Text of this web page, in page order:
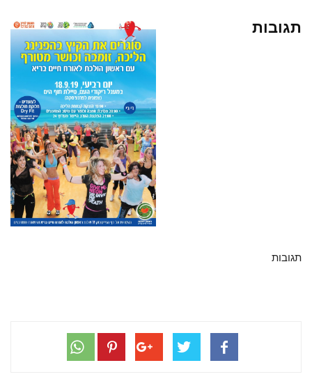
תגובות
תגובות